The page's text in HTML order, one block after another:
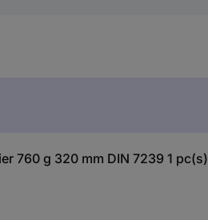
760 g 320 mm DIN 7239 1 pc(s)